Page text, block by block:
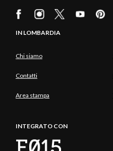
IN LOMBARDIA
Chi siamo
Contatti
Area stampa
INTEGRATO CON